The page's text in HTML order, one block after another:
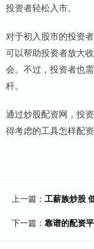
投资者轻松入市。
对于初入股市的投资
可以帮助投资者放大
会。不过，投资者也
杆。
通过炒股配资网，投
得考虑的工具怎样配
上一篇： 工薪族炒股
下一篇： 靠谱的配资